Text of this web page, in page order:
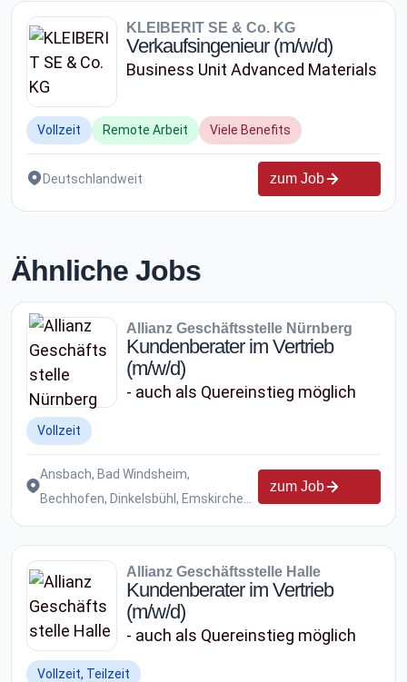
KLEIBERIT SE & Co. KG
Verkaufsingenieur (m/w/d)
Business Unit Advanced Materials
Vollzeit Remote Arbeit Viele Benefits
Deutschlandweit zum Job
Ähnliche Jobs
Allianz Geschäftsstelle Nürnberg
Kundenberater im Vertrieb
(m/w/d)
- auch als Quereinstieg möglich
Vollzeit
Ansbach, Bad Windsheim,
Bechhofen, Dinkelsbühl, Emskirchen,
Erlangen, Feucht, Fürth,
Gunzenhausen, Hersbruck,
Hiltpoltstein, Kalchreuth,
Neuendettelsau, Nürnberg,
Oberasbach, Pleinfeld,
Pommersfelden, Roth, Rothenburg,
Röttenbach, Scheinfeld,
zum Job
Allianz Geschäftsstelle Halle
Kundenberater im Vertrieb
(m/w/d)
- auch als Quereinstieg möglich
Vollzeit, Teilzeit